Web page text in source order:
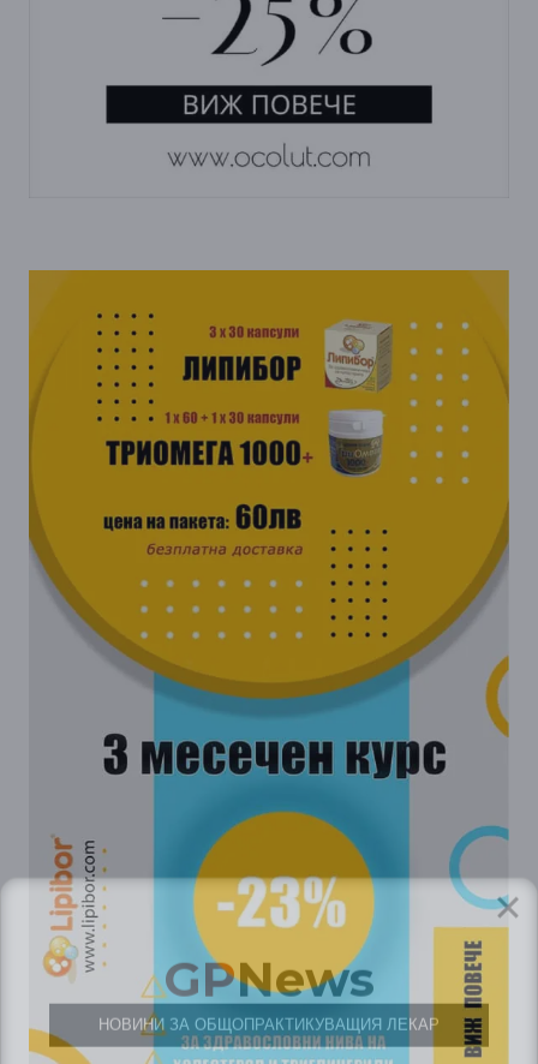
GP News
НОВИНИ ЗА ОБЩОПРАКТИКУВАЩИЯ ЛЕКАР
За да можеда виждате специализирано медицинско